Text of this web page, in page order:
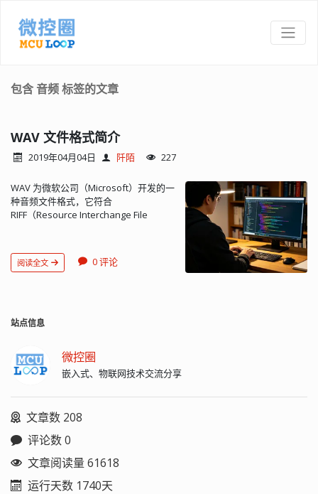
包含 音频 标签的文章
WAV 文件格式简介
2019年04月04日 阡陌 227
WAV 为微软公司（Microsoft）开发的一
种音频文件格式，它符合
RIFF（Resource Interchange File
及其应用程序所广泛支持，该格式也支
持 MSADPCM，CCITT A LAW 等多种压
16 位量化数字，因此在声音文件质量和
用三个参数来表示声音，量化位数，取
样频率和声道数。 WAV 文件采用的是
RIFF 格式结构。至少是由 3 个块构成，
此外所有其它块都是可选的。块 fmt、
文件的文件格式类型标识符为 WAVE。
构成 RIFF 文件的基本单位称之为块
（chunk）。每个 RIFF 文档是由若干个
块构成。每个块（chunk）由块标识、
阅读全文 0 评论
站点信息
微控圈
嵌入式、物联网技术交流分享
文章数 208
评论数 0
文章阅读量 61618
运行天数 1740天